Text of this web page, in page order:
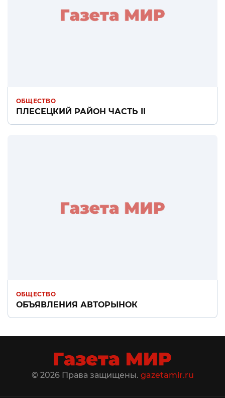
ОБЩЕСТВО
ПЛЕСЕЦКИЙ РАЙОН ЧАСТЬ II
ОБЩЕСТВО
ОБЪЯВЛЕНИЯ АВТОРЫНОК
© 2026 Права защищены. gazetamir.ru